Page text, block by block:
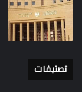
تصنيفات